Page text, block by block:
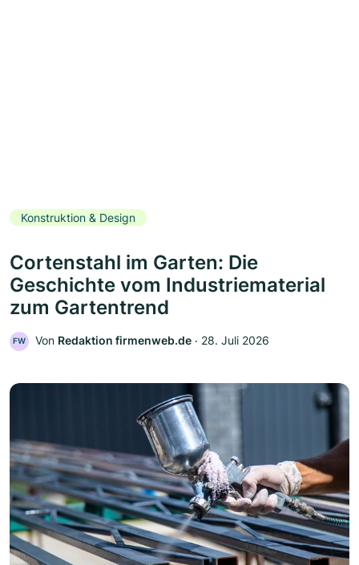
Konstruktion & Design
Cortenstahl im Garten: Die
Geschichte vom Industriematerial
zum Gartentrend
FW Von Redaktion firmenweb.de ‧ 28. Juli 2026